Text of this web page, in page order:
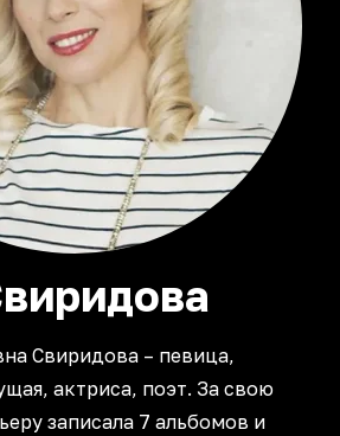
Свиридова – певица,
актриса, поэт. За свою
записала 7 альбомов и